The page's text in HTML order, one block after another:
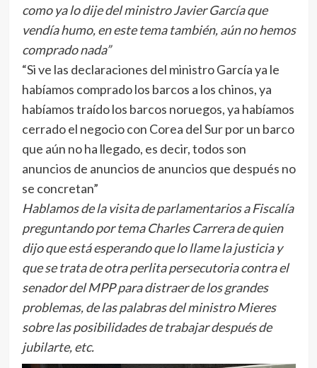
como ya lo dije del ministro Javier García que
vendía humo, en este tema también, aún no hemos
comprado nada”
“Si ve las declaraciones del ministro García ya le
habíamos comprado los barcos a los chinos, ya
habíamos traído los barcos noruegos, ya habíamos
cerrado el negocio con Corea del Sur por un barco
que aún no ha llegado, es decir, todos son
anuncios de anuncios de anuncios que después no
se concretan”
Hablamos de la visita de parlamentarios a Fiscalía
preguntando por tema Charles Carrera de quien
dijo que está esperando que lo llame la justicia y
que se trata de otra perlita persecutoria contra el
senador del MPP para distraer de los grandes
problemas, de las palabras del ministro Mieres
sobre las posibilidades de trabajar después de
jubilarte, etc.